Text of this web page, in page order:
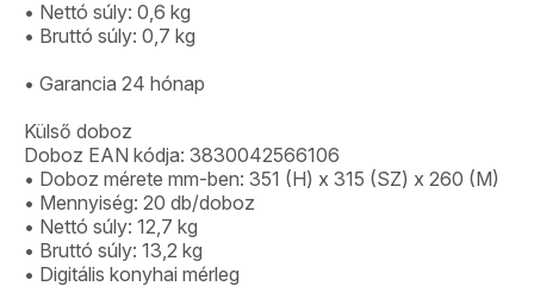
• Nettó súly: 0,6 kg
• Bruttó súly: 0,7 kg
• Garancia 24 hónap
Külső doboz
Doboz EAN kódja: 3830042566106
• Doboz mérete mm-ben: 351 (H) x 315 (SZ) x 260 (M)
• Mennyiség: 20 db/doboz
• Nettó súly: 12,7 kg
• Bruttó súly: 13,2 kg
• Digitális konyhai mérleg